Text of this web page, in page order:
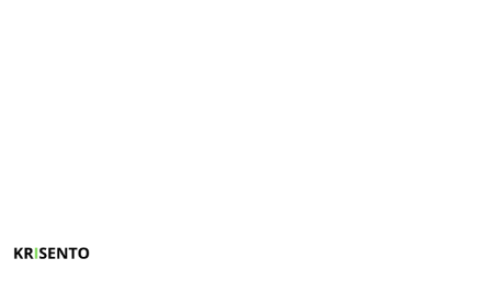
PRODUCENTA: